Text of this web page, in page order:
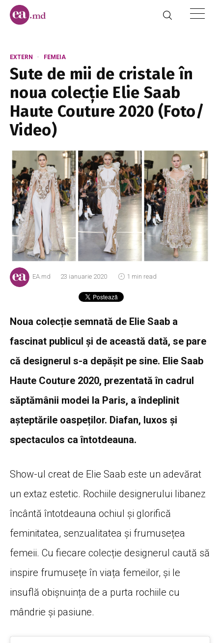
EXTERN FEMEIA
Sute de mii de cristale în
noua colecție Elie Saab
Haute Couture 2020 (Foto/
Video)
EA.md 23 ianuarie 2020 1 min read
Noua colecție semnată de Elie Saab a
fascinat publicul și de această dată, se pare
că designerul s-a depășit pe sine. Elie Saab
Haute Couture 2020, prezentată în cadrul
săptămânii modei la Paris, a îndeplinit
așteptările oaspeților. Diafan, luxos și
spectaculos ca întotdeauna.
Show-ul creat de Elie Saab este un adevărat
un extaz estetic. Rochiile designerului libanez
încântă întotdeauna ochiul și glorifică
feminitatea, senzualitatea și frumusețea
femeii. Cu fiecare colecție designerul caută să
inspire frumusețe în viața femeilor, și le
insuflă obișnuința de a purta rochiile cu
mândrie și pasiune.